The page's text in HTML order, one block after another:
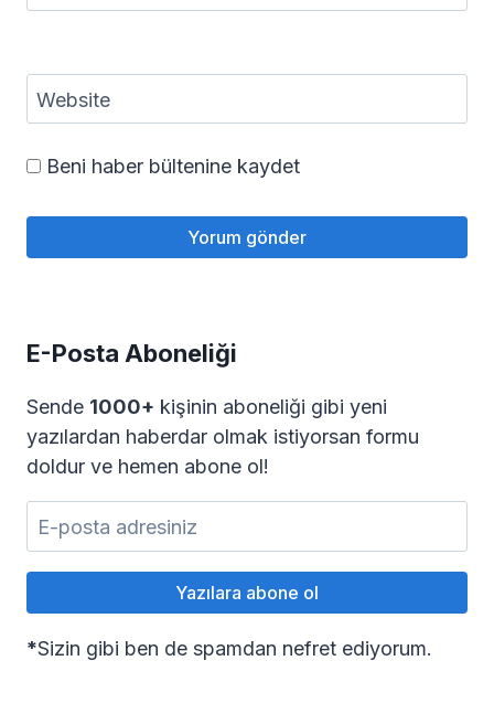
Website
Beni haber bültenine kaydet
E-Posta Aboneliği
Sende 1000+ kişinin aboneliği gibi yeni
yazılardan haberdar olmak istiyorsan formu
doldur ve hemen abone ol!
*Sizin gibi ben de spamdan nefret ediyorum.